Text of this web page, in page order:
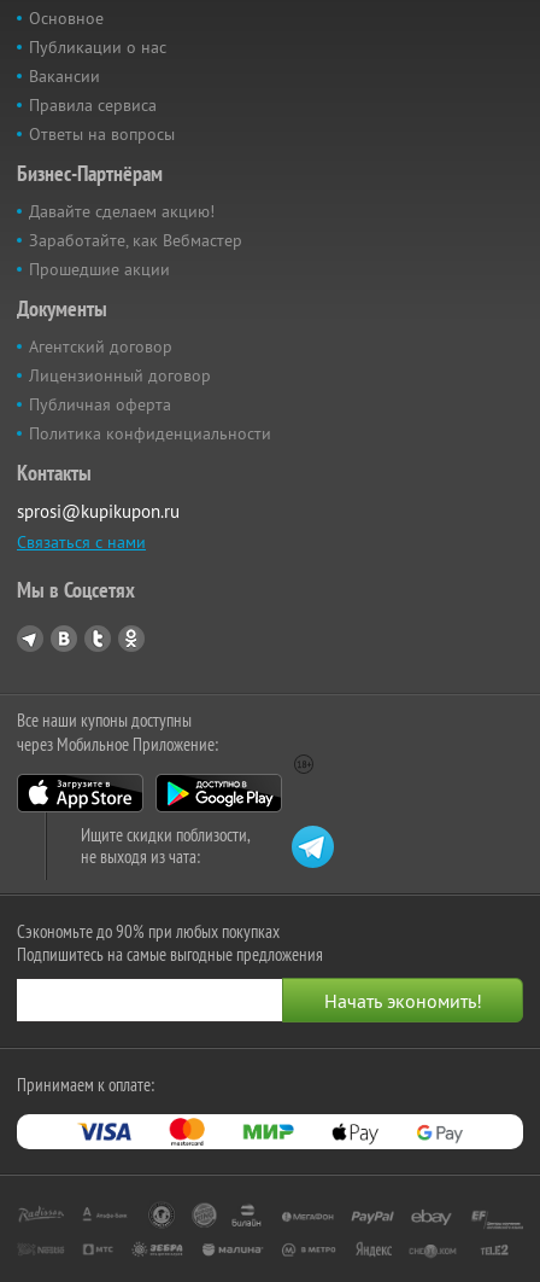
Основное
Публикации о нас
Вакансии
Правила сервиса
Ответы на вопросы
Бизнес-Партнёрам
Давайте сделаем акцию!
Заработайте, как Вебмастер
Прошедшие акции
Документы
Агентский договор
Лицензионный договор
Публичная оферта
Политика конфиденциальности
Контакты
sprosi@kupikupon.ru
Связаться с нами
Мы в Соцсетях
Все наши купоны доступны
через Мобильное Приложение:
Ищите скидки поблизости,
не выходя из чата:
Сэкономьте до 90% при любых покупках
Подпишитесь на самые выгодные предложения
Принимаем к оплате: